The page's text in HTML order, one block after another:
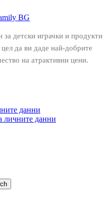
детски играчки и продукти
да ви даде най-добрите
на атрактивни цени.
данни
личните данни